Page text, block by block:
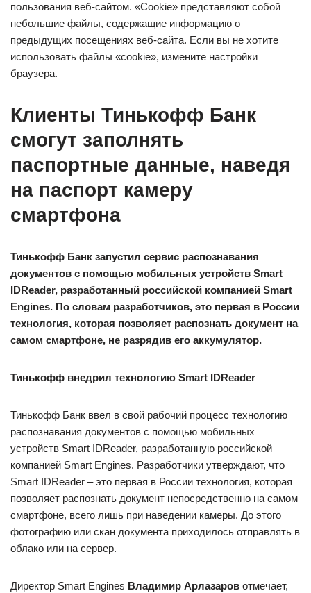
пользования веб-сайтом. «Cookie» представляют собой
небольшие файлы, содержащие информацию о
предыдущих посещениях веб-сайта. Если вы не хотите
использовать файлы «cookie», измените настройки
браузера.
Клиенты Тинькофф Банк
смогут заполнять
паспортные данные, наведя
на паспорт камеру
смартфона
Тинькофф Банк запустил сервис распознавания
документов с помощью мобильных устройств Smart
IDReader, разработанный российской компанией Smart
Engines. По словам разработчиков, это первая в России
технология, которая позволяет распознать документ на
самом смартфоне, не разрядив его аккумулятор.
Тинькофф внедрил технологию Smart IDReader
Тинькофф Банк ввел в свой рабочий процесс технологию
распознавания документов с помощью мобильных
устройств Smart IDReader, разработанную российской
компанией Smart Engines. Разработчики утверждают, что
Smart IDReader – это первая в России технология, которая
позволяет распознать документ непосредственно на самом
смартфоне, всего лишь при наведении камеры. До этого
фотографию или скан документа приходилось отправлять в
облако или на сервер.
Директор Smart Engines Владимир Арлазаров отмечает,